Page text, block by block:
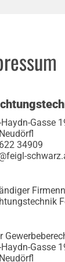
Gasse
34909
Gasse